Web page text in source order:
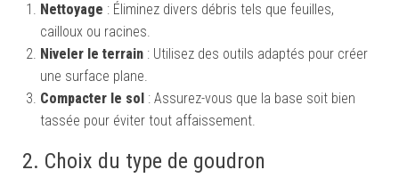
Nettoyage : Éliminez divers débris tels que feuilles,
cailloux ou racines.
Niveler le terrain : Utilisez des outils adaptés pour créer
une surface plane.
Compacter le sol : Assurez-vous que la base soit bien
tassée pour éviter tout affaissement.
2. Choix du type de goudron